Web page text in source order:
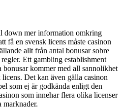
down mer information omkring
få en svensk licens måste casinon
allt från antal bonusar sobre
Ett gambling establishment
bonusar kommer med all sannolikhet
Det kan även gälla casinon
som ej är godkända enligt den
som innehar flera olika licenser